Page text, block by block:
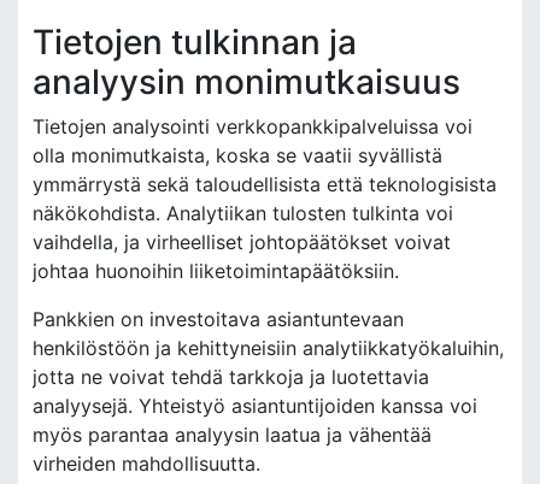
Tietojen tulkinnan ja
analyysin monimutkaisuus
Tietojen analysointi verkkopankkipalveluissa voi
olla monimutkaista, koska se vaatii syvällistä
ymmärrystä sekä taloudellisista että teknologisista
näkökohdista. Analytiikan tulosten tulkinta voi
vaihdella, ja virheelliset johtopäätökset voivat
johtaa huonoihin liiketoimintapäätöksiin.
Pankkien on investoitava asiantuntevaan
henkilöstöön ja kehittyneisiin analytiikkatyökaluihin,
jotta ne voivat tehdä tarkkoja ja luotettavia
analyysejä. Yhteistyö asiantuntijoiden kanssa voi
myös parantaa analyysin laatua ja vähentää
virheiden mahdollisuutta.